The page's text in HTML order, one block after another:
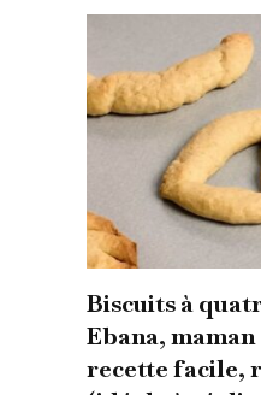
Biscuits à
Ebana,
recette facile,